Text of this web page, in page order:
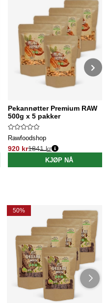
Pekannøtter Premium RAW
500g x 5 pakker
Rawfoodshop
920 kr
Vanlig pris:
1841 kr
KJØP NÅ
50%